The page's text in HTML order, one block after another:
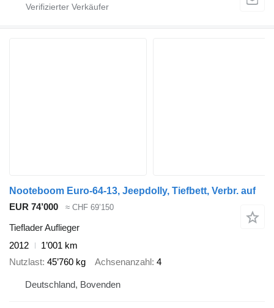
Nooteboom Euro-64-13, Jeepdolly, Tiefbett, Verbr. auf
EUR 74’000
≈ CHF 69’150
Tieflader Auflieger
2012
1’001 km
Nutzlast 45’760 kg Achsenanzahl 4
Deutschland, Bovenden